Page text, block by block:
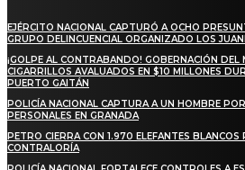
EJÉRCITO NACIONAL CAPTURÓ A OCHO
GRUPO DELINCUENCIAL ORGANIZADO LOS
¡GOLPE AL CONTRABANDO! GOBERNACIÓN DEL
CIGARRILLOS AVALUADOS EN $10 MILLONES
PUERTO GAITÁN
POLICÍA NACIONAL CAPTURA A UN HOMBRE
PERSONALES EN GRANADA
PETRO CIERRA CON 1.970 ELEFANTES
CONTRALORÍA